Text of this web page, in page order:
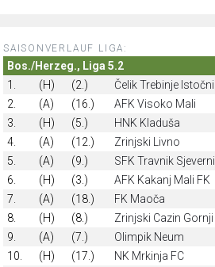
SAISONVERLAUF LIGA:
Bos./Herzeg., Liga 5.2
1.
(H) (2.) Čelik Trebinje Istočni
2.
(A) (16.) AFK Visoko Mali
3.
(H) (5.) HNK Kladuša
4.
(A) (12.) Zrinjski Livno
5.
(A) (9.) SFK Travnik Sjeverni
6.
(H) (3.) AFK Kakanj Mali FK
7.
(A) (18.) FK Maoča
8.
(H) (8.) Zrinjski Cazin Gornji
9.
(A) (7.) Olimpik Neum
10.
(H) (17.) NK Mrkinja FC